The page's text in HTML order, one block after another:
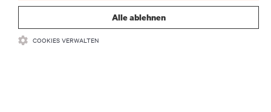
Alle ablehnen
COOKIES VERWALTEN